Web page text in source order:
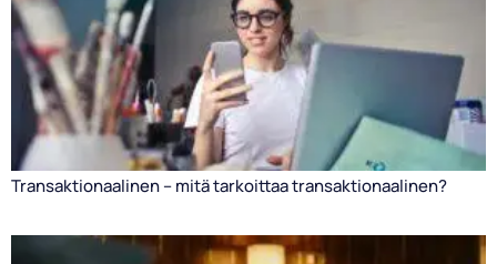
Transaktionaalinen – mitä tarkoittaa transaktionaalinen?